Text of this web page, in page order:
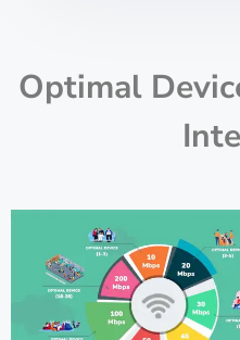
Optimal